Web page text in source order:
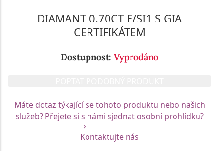
DIAMANT 0.70CT E/SI1 S GIA
CERTIFIKÁTEM
Dostupnost: Vyprodáno
Máte dotaz týkající se tohoto produktu nebo našich
služeb? Přejete si s námi sjednat osobní prohlídku?
Kontaktujte nás